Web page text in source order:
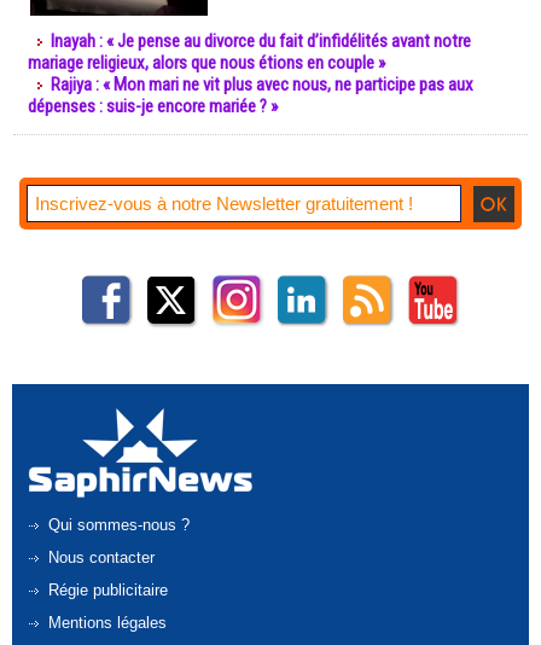
Inayah : « Je pense au divorce du fait d’infidélités avant notre
mariage religieux, alors que nous étions en couple »
Rajiya : « Mon mari ne vit plus avec nous, ne participe pas aux
dépenses : suis-je encore mariée ? »
Qui sommes-nous ?
Nous contacter
Régie publicitaire
Mentions légales